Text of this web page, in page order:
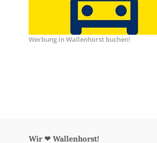
Werbung in Wallenhorst buchen!
Wir ❤ Wallenhorst!